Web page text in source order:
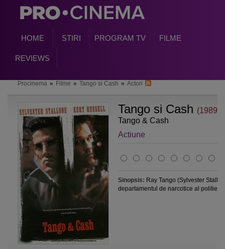
HOME STIRI PROGRAM TV FILME
REVIEWS
Procinema » Filme » Tango si Cash » Actori
Tango si Cash (1989)
Tango & Cash
Actiune
Sinopsis: Ray Tango (Sylvester
departamentul de narcotice al politiei...